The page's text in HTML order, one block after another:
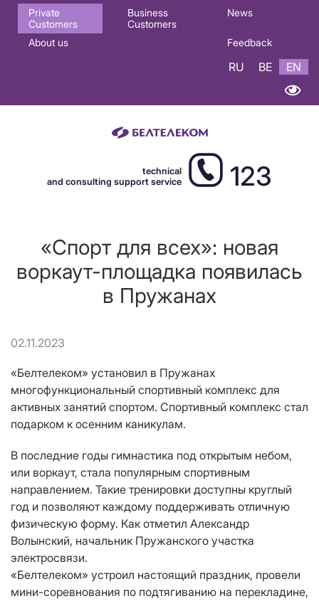
Основная
навигация
Private
Customers
Business
Customers
News
About us Feedback
RU BE EN
technical
and consulting support service
123
«Спорт для всех»: новая
воркаут-площадка появилась
в Пружанах
02.11.2023
«Белтелеком» установил в Пружанах
многофункциональный спортивный комплекс для
активных занятий спортом. Спортивный комплекс стал
подарком к осенним каникулам.
В последние годы гимнастика под открытым небом,
или воркаут, стала популярным спортивным
направлением. Такие тренировки доступны круглый
год и позволяют каждому поддерживать отличную
физическую форму. Как отметил Александр
Волынский, начальник Пружанского участка
электросвязи.
«Белтелеком» устроил настоящий праздник, провели
мини-соревнования по подтягиванию на перекладине,